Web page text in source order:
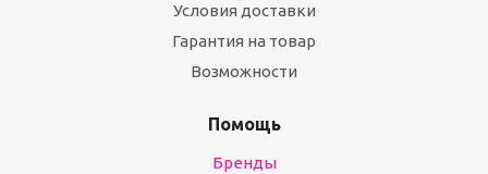
Условия доставки
Гарантия на товар
Возможности
Помощь
Бренды